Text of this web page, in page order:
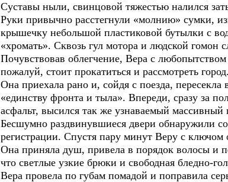
Суставы ныли, свинцовой тяжестью налился
Руки привычно расстегнули «молнию» сумки,
крышечку небольшой пластиковой бутылки с
«хромать». Сквозь гул мотора и людской гомон
Почувствовав облегчение, Вера с
пожалуй, стоит прокатиться и рассмотреть город.
Она приехала рано и, сойдя с поезда,
«единству фронта и тыла». Впереди, сразу за
асфальт, высился так же узнаваемый
Бесшумно раздвинувшиеся двери обнаружили
регистрации. Спустя пару минут Веру с
Она приняла душ, привела в порядок волосы и
что светлые узкие брюки и свободная бледно-
Вера провела по губам помадой и поправила